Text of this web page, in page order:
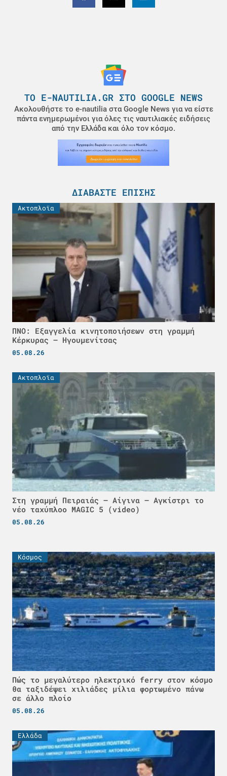
ΤΟ E-NAUTILIA.GR ΣΤΟ GOOGLE NEWS
Ακολουθήστε το e-nautilia στα Google News για να είστε
πάντα ενημερωμένοι για όλες τις ναυτιλιακές ειδήσεις
από την Ελλάδα και όλο τον κόσμο.
ΔΙΑΒΆΣΤΕ ΕΠΊΣΗΣ
Ακτοπλοϊα
ΠΝΟ: Εξαγγελία κινητοποιήσεων στη γραμμή
Κέρκυρας – Ηγουμενίτσας
05.08.26
Ακτοπλοϊα
Στη γραμμή Πειραιάς – Αίγινα – Αγκίστρι το
νέο ταχύπλοο MAGIC 5 (video)
05.08.26
Κόσμος
Πώς το μεγαλύτερο ηλεκτρικό ferry στον κόσμο
θα ταξιδέψει χιλιάδες μίλια φορτωμένο πάνω
σε άλλο πλοίο
05.08.26
Ελλάδα